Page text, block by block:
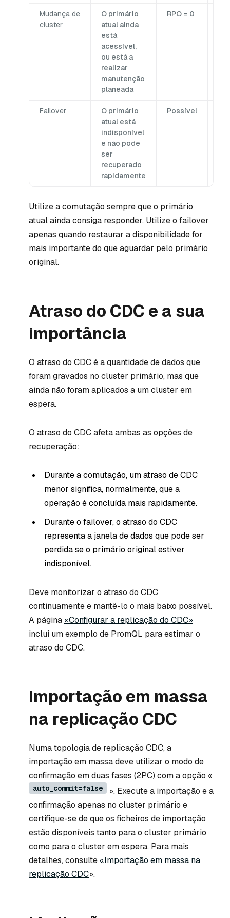
Mudança de
cluster
O primário
atual ainda
está
acessível,
ou está a
realizar
manutenção
planeada
RPO = 0
Failover
O primário
atual está
indisponível
e não pode
ser
recuperado
rapidamente
Possível
Utilize a comutação sempre que o primário
atual ainda consiga responder. Utilize o failover
apenas quando restaurar a disponibilidade for
mais importante do que aguardar pelo primário
original.
Atraso do CDC e a sua
importância
O atraso do CDC é a quantidade de dados que
foram gravados no cluster primário, mas que
ainda não foram aplicados a um cluster em
espera.
O atraso do CDC afeta ambas as opções de
recuperação:
Durante a comutação, um atraso de CDC
menor significa, normalmente, que a
operação é concluída mais rapidamente.
Durante o failover, o atraso do CDC
representa a janela de dados que pode ser
perdida se o primário original estiver
indisponível.
Deve monitorizar o atraso do CDC
continuamente e mantê-lo o mais baixo possível.
A página «Configurar a replicação do CDC»
inclui um exemplo de PromQL para estimar o
atraso do CDC.
Importação em massa
na replicação CDC
Numa topologia de replicação CDC, a
importação em massa deve utilizar o modo de
confirmação em duas fases (2PC) com a opção «
auto_commit=false
». Execute a importação e a
confirmação apenas no cluster primário e
certifique-se de que os ficheiros de importação
estão disponíveis tanto para o cluster primário
como para o cluster em espera. Para mais
detalhes, consulte «Importação em massa na
replicação CDC».